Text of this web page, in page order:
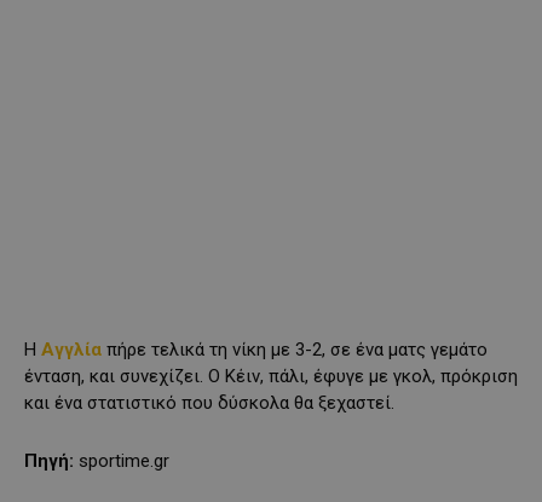
Η Αγγλία πήρε τελικά τη νίκη με 3-2, σε ένα ματς γεμάτο
ένταση, και συνεχίζει. Ο Κέιν, πάλι, έφυγε με γκολ, πρόκριση
και ένα στατιστικό που δύσκολα θα ξεχαστεί.
Πηγή: sportime.gr